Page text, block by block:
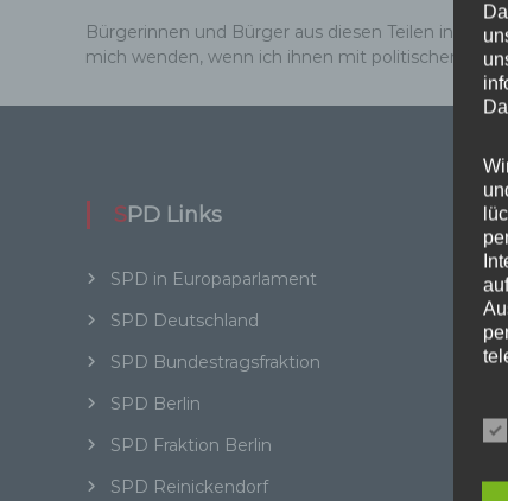
Bürgerinnen und Bürger aus diesen Teilen in
mich wenden, wenn ich ihnen mit politischer
SPD Links
SPD in Europaparlament
SPD Deutschland
SPD Bundestragsfraktion
SPD Berlin
SPD Fraktion Berlin
SPD Reinickendorf